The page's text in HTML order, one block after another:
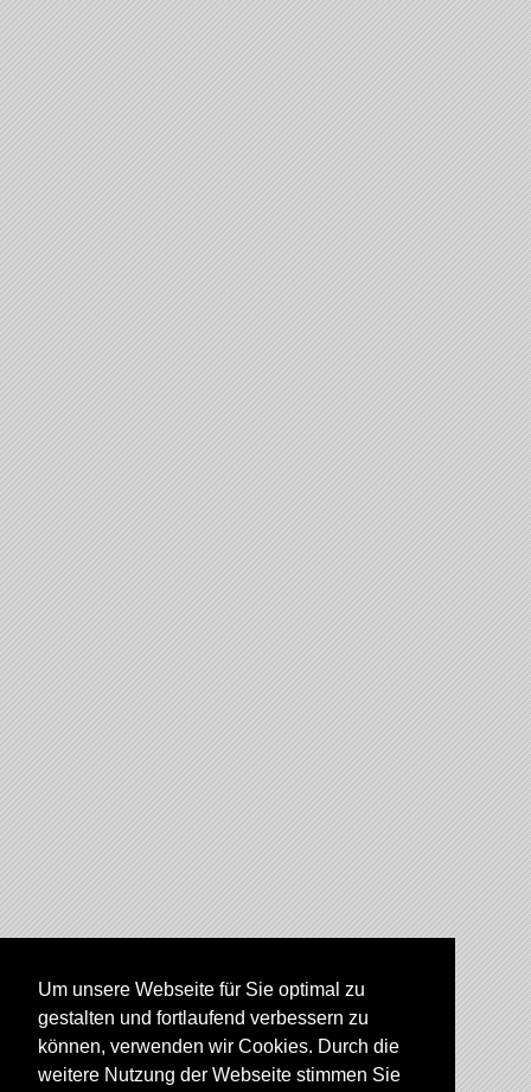
Um unsere Webseite für Sie optimal zu
gestalten und fortlaufend verbessern zu
können, verwenden wir Cookies. Durch die
weitere Nutzung der Webseite stimmen Sie